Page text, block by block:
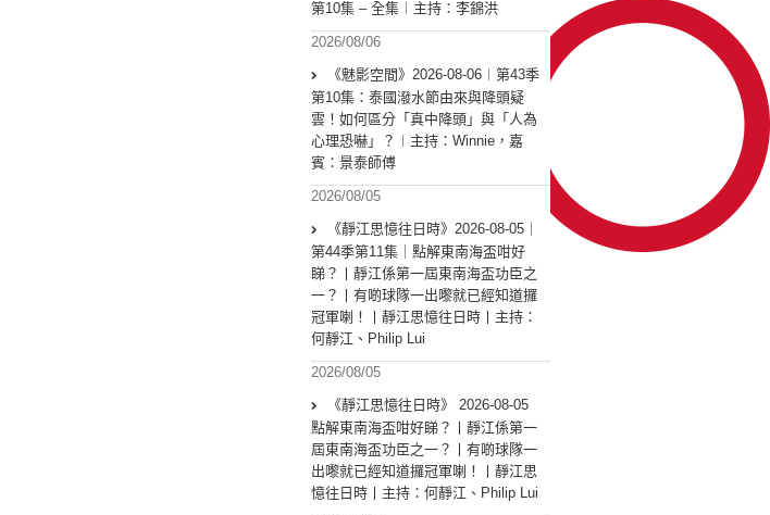
第10集 – 全集︱主持：李錦洪
2026/08/06
《魅影空間》2026-08-06︱第43季
第10集：泰國潑水節由來與降頭疑
雲！如何區分「真中降頭」與「人為
心理恐嚇」？︱主持：Winnie，嘉
賓：景泰師傅
2026/08/05
《靜江思憶往日時》2026-08-05｜
第44季第11集｜點解東南海盃咁好
睇？丨靜江係第一屆東南海盃功臣之
一？丨有啲球隊一出嚟就已經知道攞
冠軍喇！丨靜江思憶往日時丨主持：
何靜江、Philip Lui
2026/08/05
《靜江思憶往日時》 2026-08-05
點解東南海盃咁好睇？丨靜江係第一
屆東南海盃功臣之一？丨有啲球隊一
出嚟就已經知道攞冠軍喇！丨靜江思
憶往日時丨主持：何靜江、Philip Lui